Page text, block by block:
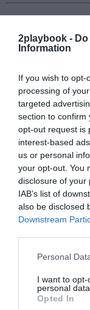
2playbook -
Information
If you wish to
processing of
targeted
section to confirm
opt-out request is
interest-based
us or personal
your opt-out. You
disclosure of your
IAB’s list of
also be disclosed
Downstream
Personal
I want to
personal data.
Opted In
Con estas
oferta similar de
Atlético Mineiro
respectivamente.
¡Suscríbete
Patrocinio!
2Playbook
newsletter
tomamos el
marcado la
recap de los
cerrados en
principales
de forma
Mantente